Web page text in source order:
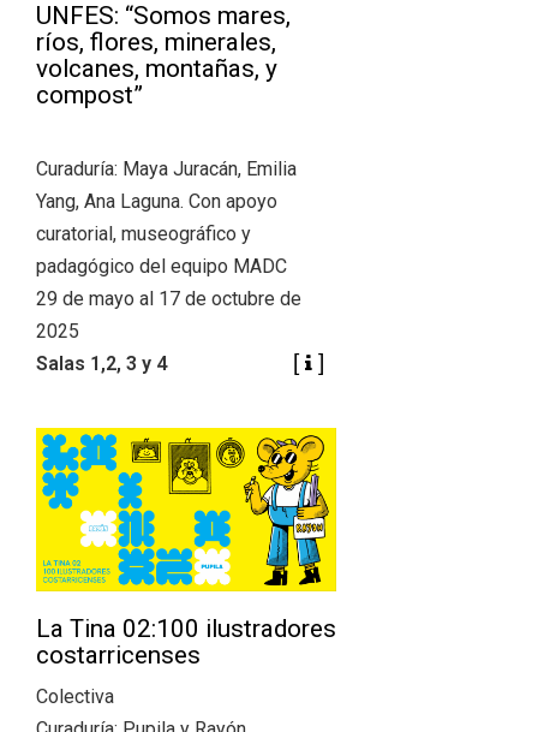
UNFES: “Somos mares,
ríos, flores, minerales,
volcanes, montañas, y
compost”
Curaduría: Maya Juracán, Emilia
Yang, Ana Laguna. Con apoyo
curatorial, museográfico y
padagógico del equipo MADC
29 de mayo al 17 de octubre de
2025
Salas 1,2, 3 y 4
La Tina 02:100 ilustradores
costarricenses
Colectiva